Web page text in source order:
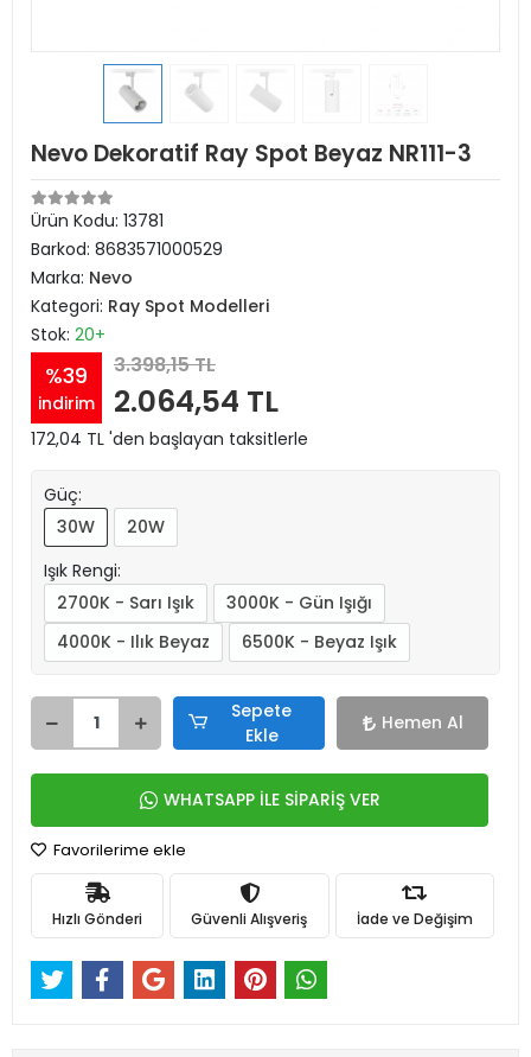
Nevo Dekoratif Ray Spot Beyaz NR111-3
Ürün Kodu: 13781
Barkod: 8683571000529
Marka: Nevo
Kategori: Ray Spot Modelleri
Stok: 20+
%39
indirim
3.398,15 TL
2.064,54 TL
172,04 TL 'den başlayan taksitlerle
Güç:
30W
20W
Işık Rengi:
2700K - Sarı Işık
3000K - Gün Işığı
4000K - Ilık Beyaz
6500K - Beyaz Işık
Sepete
Ekle
Hemen Al
WHATSAPP İLE SİPARİŞ VER
Favorilerime ekle
Hızlı Gönderi Güvenli Alışveriş İade ve Değişim